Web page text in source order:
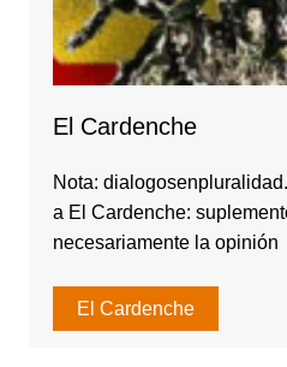
El Cardenche
Nota:
a El Cardenche:
necesariamente la opinión
El Cardenche